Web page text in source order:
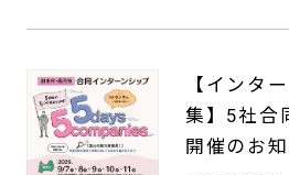
【インタ
集】5社合
開催のお